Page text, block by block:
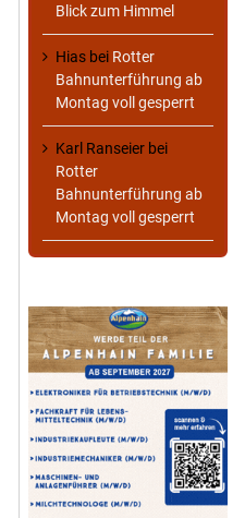
Blick zum Himmel
Hias bei Rotter
Bahnunterführung ab
Montag voll gesperrt
Karl Ranseier bei
Rotter
Bahnunterführung ab
Montag voll gesperrt